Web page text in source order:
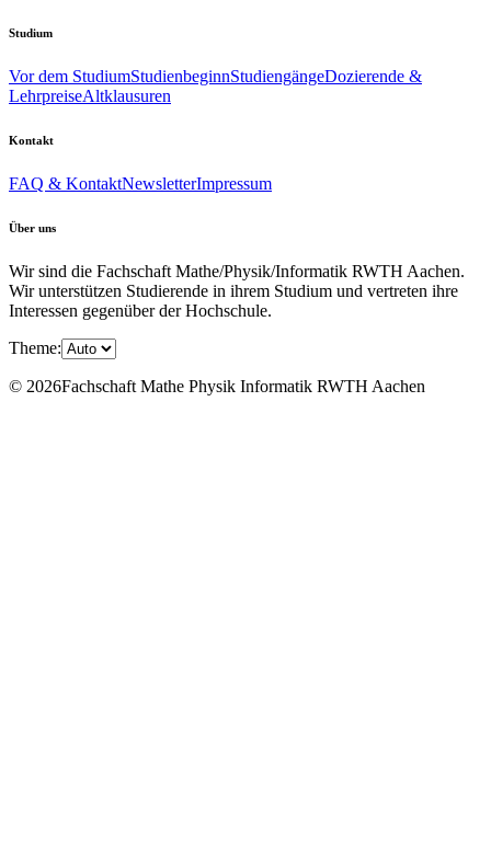
Studium
Vor dem StudiumStudienbeginnStudiengängeDozierende &
LehrpreiseAltklausuren
Kontakt
FAQ & KontaktNewsletterImpressum
Über uns
Wir sind die Fachschaft Mathe/Physik/Informatik RWTH Aachen.
Wir unterstützen Studierende in ihrem Studium und vertreten ihre
Interessen gegenüber der Hochschule.
Theme:
© 2026Fachschaft Mathe Physik Informatik RWTH Aachen